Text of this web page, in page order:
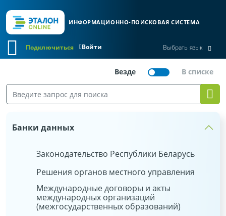
ИНФОРМАЦИОННО-ПОИСКОВАЯ СИСТЕМА
Войти
Подключиться Выбрать язык
Банки данных
Законодательство Республики Беларусь
Решения органов местного управления
Международные договоры и акты
международных организаций
(межгосударственных образований)